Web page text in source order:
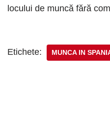
locului de muncă fără
Etichete: MUNCA IN